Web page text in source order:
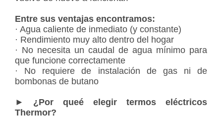
Entre sus ventajas encontramos:
· Agua caliente de inmediato (y constante)
· Rendimiento muy alto dentro del hogar
· No necesita un caudal de agua mínimo para
que funcione correctamente
· No requiere de instalación de gas ni de
bombonas de butano
► ¿Por queé elegir termos eléctricos
Thermor?